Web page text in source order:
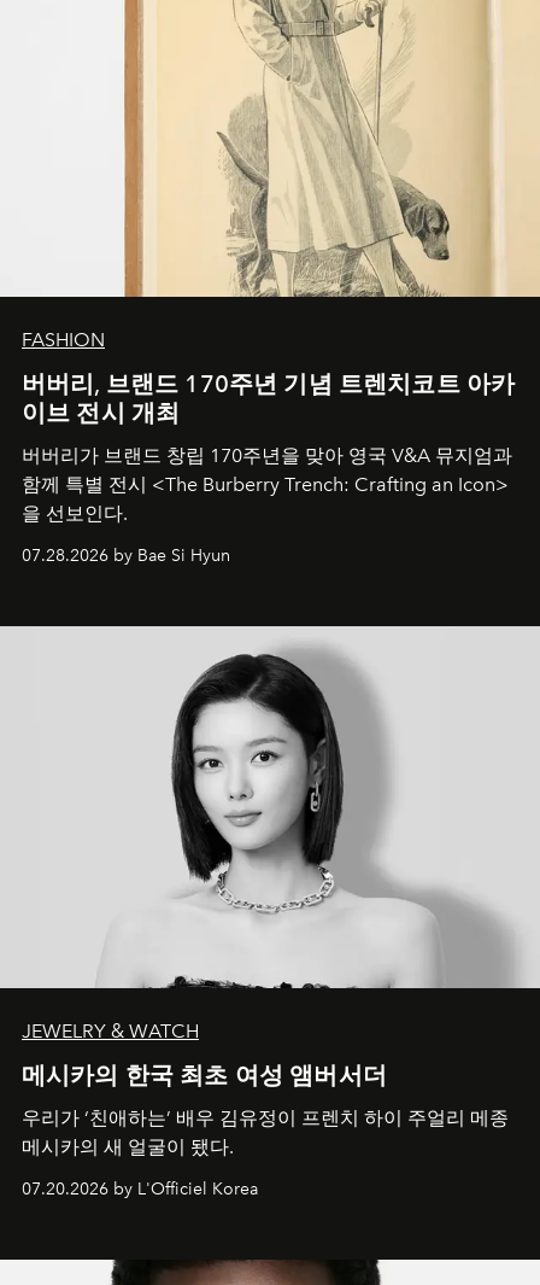
FASHION
버버리, 브랜드 170주년 기념 트렌치코트 아카
이브 전시 개최
버버리가 브랜드 창립 170주년을 맞아 영국 V&A 뮤지엄과
함께 특별 전시 <The Burberry Trench: Crafting an Icon>
을 선보인다.
07.28.2026 by Bae Si Hyun
JEWELRY & WATCH
메시카의 한국 최초 여성 앰버서더
우리가 ‘친애하는’ 배우 김유정이 프렌치 하이 주얼리 메종
메시카의 새 얼굴이 됐다.
07.20.2026 by L'Officiel Korea